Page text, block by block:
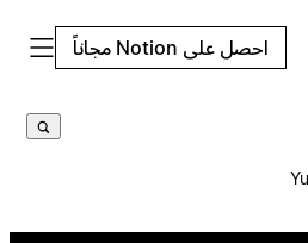
احصل على Notion مجاناً